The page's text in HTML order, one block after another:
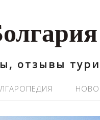
отзывы